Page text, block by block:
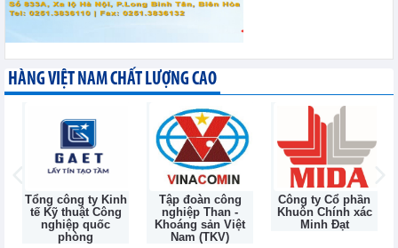
HÀNG VIỆT NAM CHẤT LƯỢNG CAO
Tổng công ty Kinh
tế Kỹ thuật Công
nghiệp quốc
phòng
Tập đoàn công
nghiệp Than -
Khoáng sản Việt
Nam (TKV)
Công ty Cổ phần
Khuôn Chính xác
Minh Đạt